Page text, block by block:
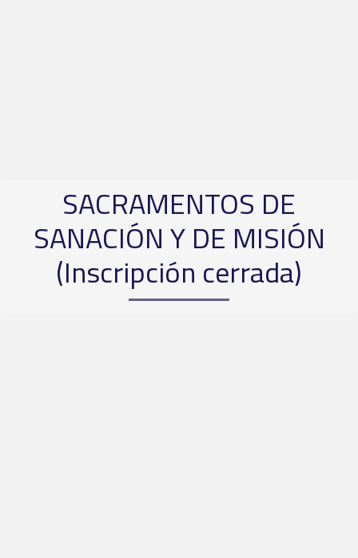
SACRAMENTOS DE
SANACIÓN Y DE MISIÓN
(Inscripción cerrada)